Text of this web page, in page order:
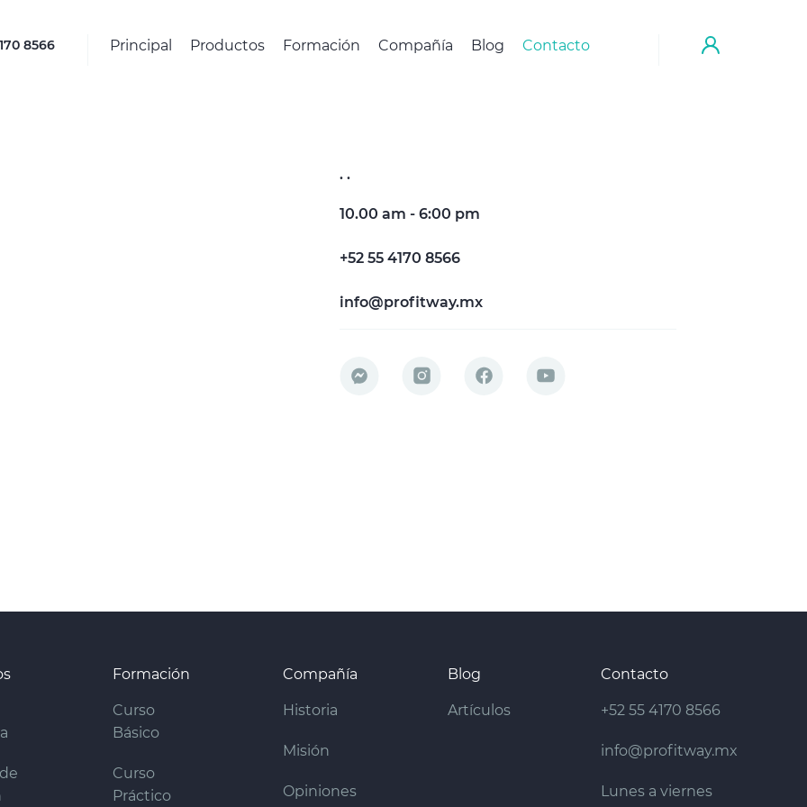
. .
10.00 am - 6:00 pm
+52 55 4170 8566
info@profitway.mx
8566 Principal Productos Formación Compañía Blog Contacto
Formación
Curso
Básico
Curso
Práctico
Compañía
Historia
Misión
Opiniones
Blog
Artículos
Contacto
+52 55 4170 8566
info@profitway.mx
Lunes a viernes